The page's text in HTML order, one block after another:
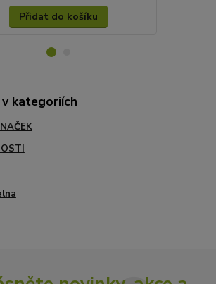
Přidat do košíku
kategoriích